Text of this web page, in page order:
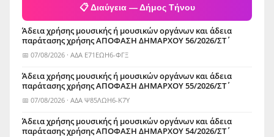
📋 Διαύγεια — Δήμος Τήνου
Άδεια χρήσης μουσικής ή μουσικών οργάνων και άδεια
παράτασης χρήσης ΑΠΟΦΑΣΗ ΔΗΜΑΡΧΟΥ 56/2026/ΣΤ΄
📅 07/08/2026 · ΑΔΑ Ε71ΕΩΗ6-ΦΓΞ
Άδεια χρήσης μουσικής ή μουσικών οργάνων και άδεια
παράτασης χρήσης ΑΠΟΦΑΣΗ ΔΗΜΑΡΧΟΥ 55/2026/ΣΤ΄
📅 07/08/2026 · ΑΔΑ Ψ85ΛΩΗ6-Κ7Υ
Άδεια χρήσης μουσικής ή μουσικών οργάνων και άδεια
παράτασης χρήσης ΑΠΟΦΑΣΗ ΔΗΜΑΡΧΟΥ 54/2026/ΣΤ΄